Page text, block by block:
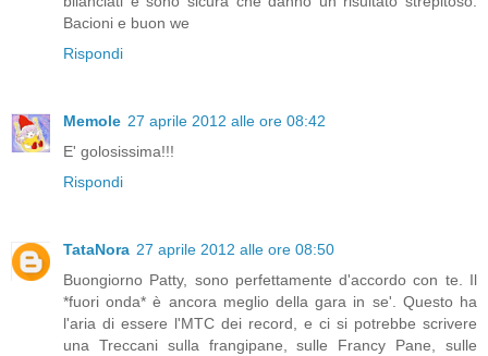
Bacioni e buon we
Rispondi
Memole 27 aprile 2012 alle ore 08:42
E' golosissima!!!
Rispondi
TataNora 27 aprile 2012 alle ore 08:50
Buongiorno Patty, sono perfettamente d'accordo con te. Il
*fuori onda* è ancora meglio della gara in se'. Questo ha
l'aria di essere l'MTC dei record, e ci si potrebbe scrivere
una Treccani sulla frangipane, sulle Francy Pane, sulle